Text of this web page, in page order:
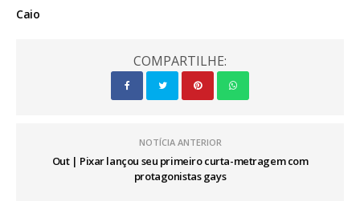
Caio
COMPARTILHE:
NOTÍCIA ANTERIOR
Out | Pixar lançou seu primeiro curta-metragem com
protagonistas gays